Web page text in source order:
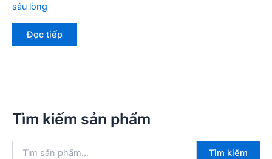
sâu lòng
Đọc tiếp
Tìm kiếm sản phẩm
Tìm kiếm